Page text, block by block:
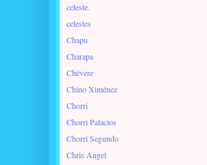
celeste.
celestes
Chapu
Charapa
Chévere
Chino Ximénez
Chorri
Chorri Palacios
Chorri Segundo
Chris Angel